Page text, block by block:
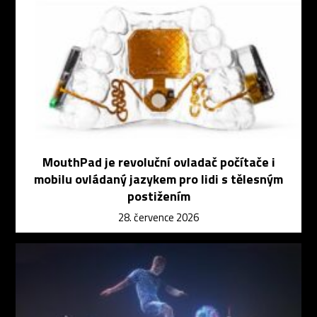
MouthPad je revoluční ovladač počítače i
mobilu ovládaný jazykem pro lidi s tělesným
postižením
28. července 2026